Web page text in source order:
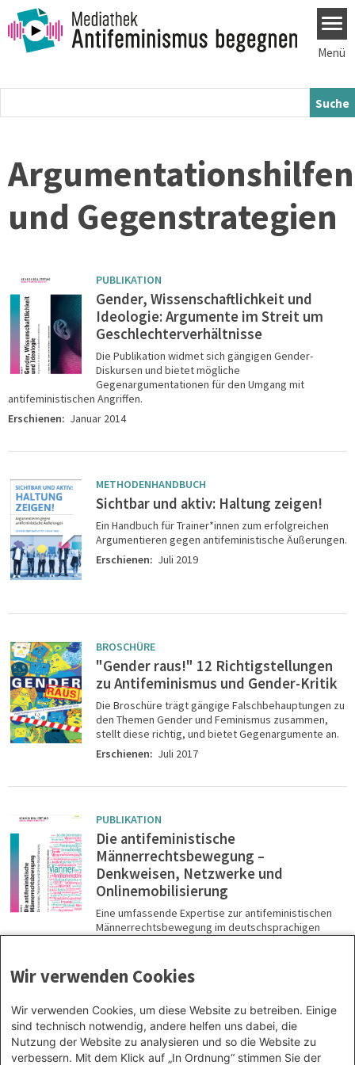
Direkt zum Inhalt
Menü
Argumentationshilfen
und Gegenstrategien
PUBLIKATION
Gender, Wissenschaftlichkeit und
Ideologie: Argumente im Streit um
Geschlechterverhältnisse
Die Publikation widmet sich gängigen Gender-
Diskursen und bietet mögliche
Gegenargumentationen für den Umgang mit
antifeministischen Angriffen.
Erschienen: Januar 2014
METHODENHANDBUCH
Sichtbar und aktiv: Haltung zeigen!
Ein Handbuch für Trainer*innen zum erfolgreichen
Argumentieren gegen antifeministische Äußerungen.
Erschienen: Juli 2019
BROSCHÜRE
"Gender raus!" 12 Richtigstellungen
zu Antifeminismus und Gender-Kritik
Die Broschüre trägt gängige Falschbehauptungen zu
den Themen Gender und Feminismus zusammen,
stellt diese richtig, und bietet Gegenargumente an.
Erschienen: Juli 2017
PUBLIKATION
Die antifeministische
Männerrechtsbewegung –
Denkweisen, Netzwerke und
Onlinemobilisierung
Eine umfassende Expertise zur antifeministischen
Männerrechtsbewegung im deutschsprachigen
Seitennummerierung
Erste SeiteVorherige Seite
Page
1 Page
2 Page
3 Aktuelle Seite
4
Wir verwenden Cookies
Wir verwenden Cookies, um diese Website zu betreiben. Einige
sind technisch notwendig, andere helfen uns dabei, die
Nutzung der Website zu analysieren und so die Website zu
verbessern. Mit dem Klick auf „In Ordnung“ stimmen Sie der